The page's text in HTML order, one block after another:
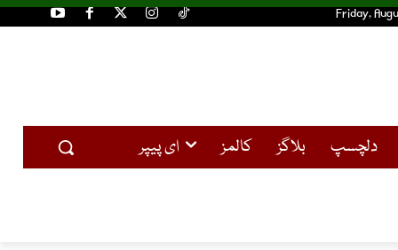
Friday,
دلچسپ بلاگز کالمز ای پیپر